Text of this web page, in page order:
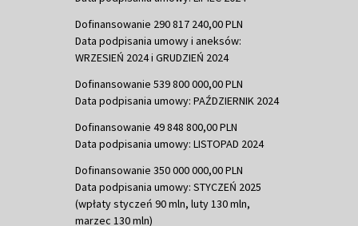
Dofinansowanie 290 817 240,00 PLN
Data podpisania umowy i aneksów:
WRZESIEŃ 2024 i GRUDZIEŃ 2024
Dofinansowanie 539 800 000,00 PLN
Data podpisania umowy: PAŹDZIERNIK 2024
Dofinansowanie 49 848 800,00 PLN
Data podpisania umowy: LISTOPAD 2024
Dofinansowanie 350 000 000,00 PLN
Data podpisania umowy: STYCZEŃ 2025
(wpłaty styczeń 90 mln, luty 130 mln,
marzec 130 mln)